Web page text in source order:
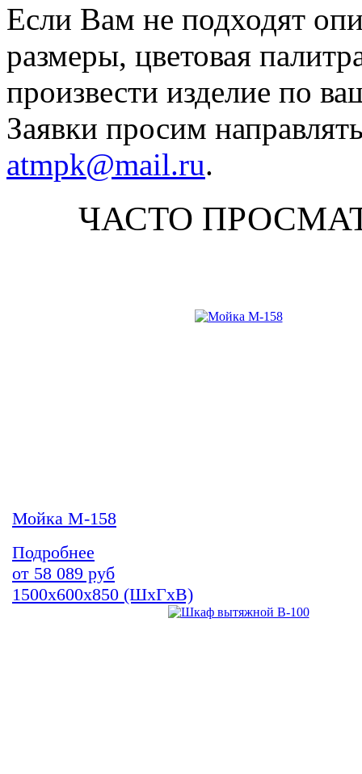
Если Вам не подходят
размеры, цветовая
произвести изделие по
Заявки просим
atmpk@mail.ru.
ЧАСТО
Мойка М-158
Подробнее
от 58 089 руб
1500х600х850 (ШхГхВ)